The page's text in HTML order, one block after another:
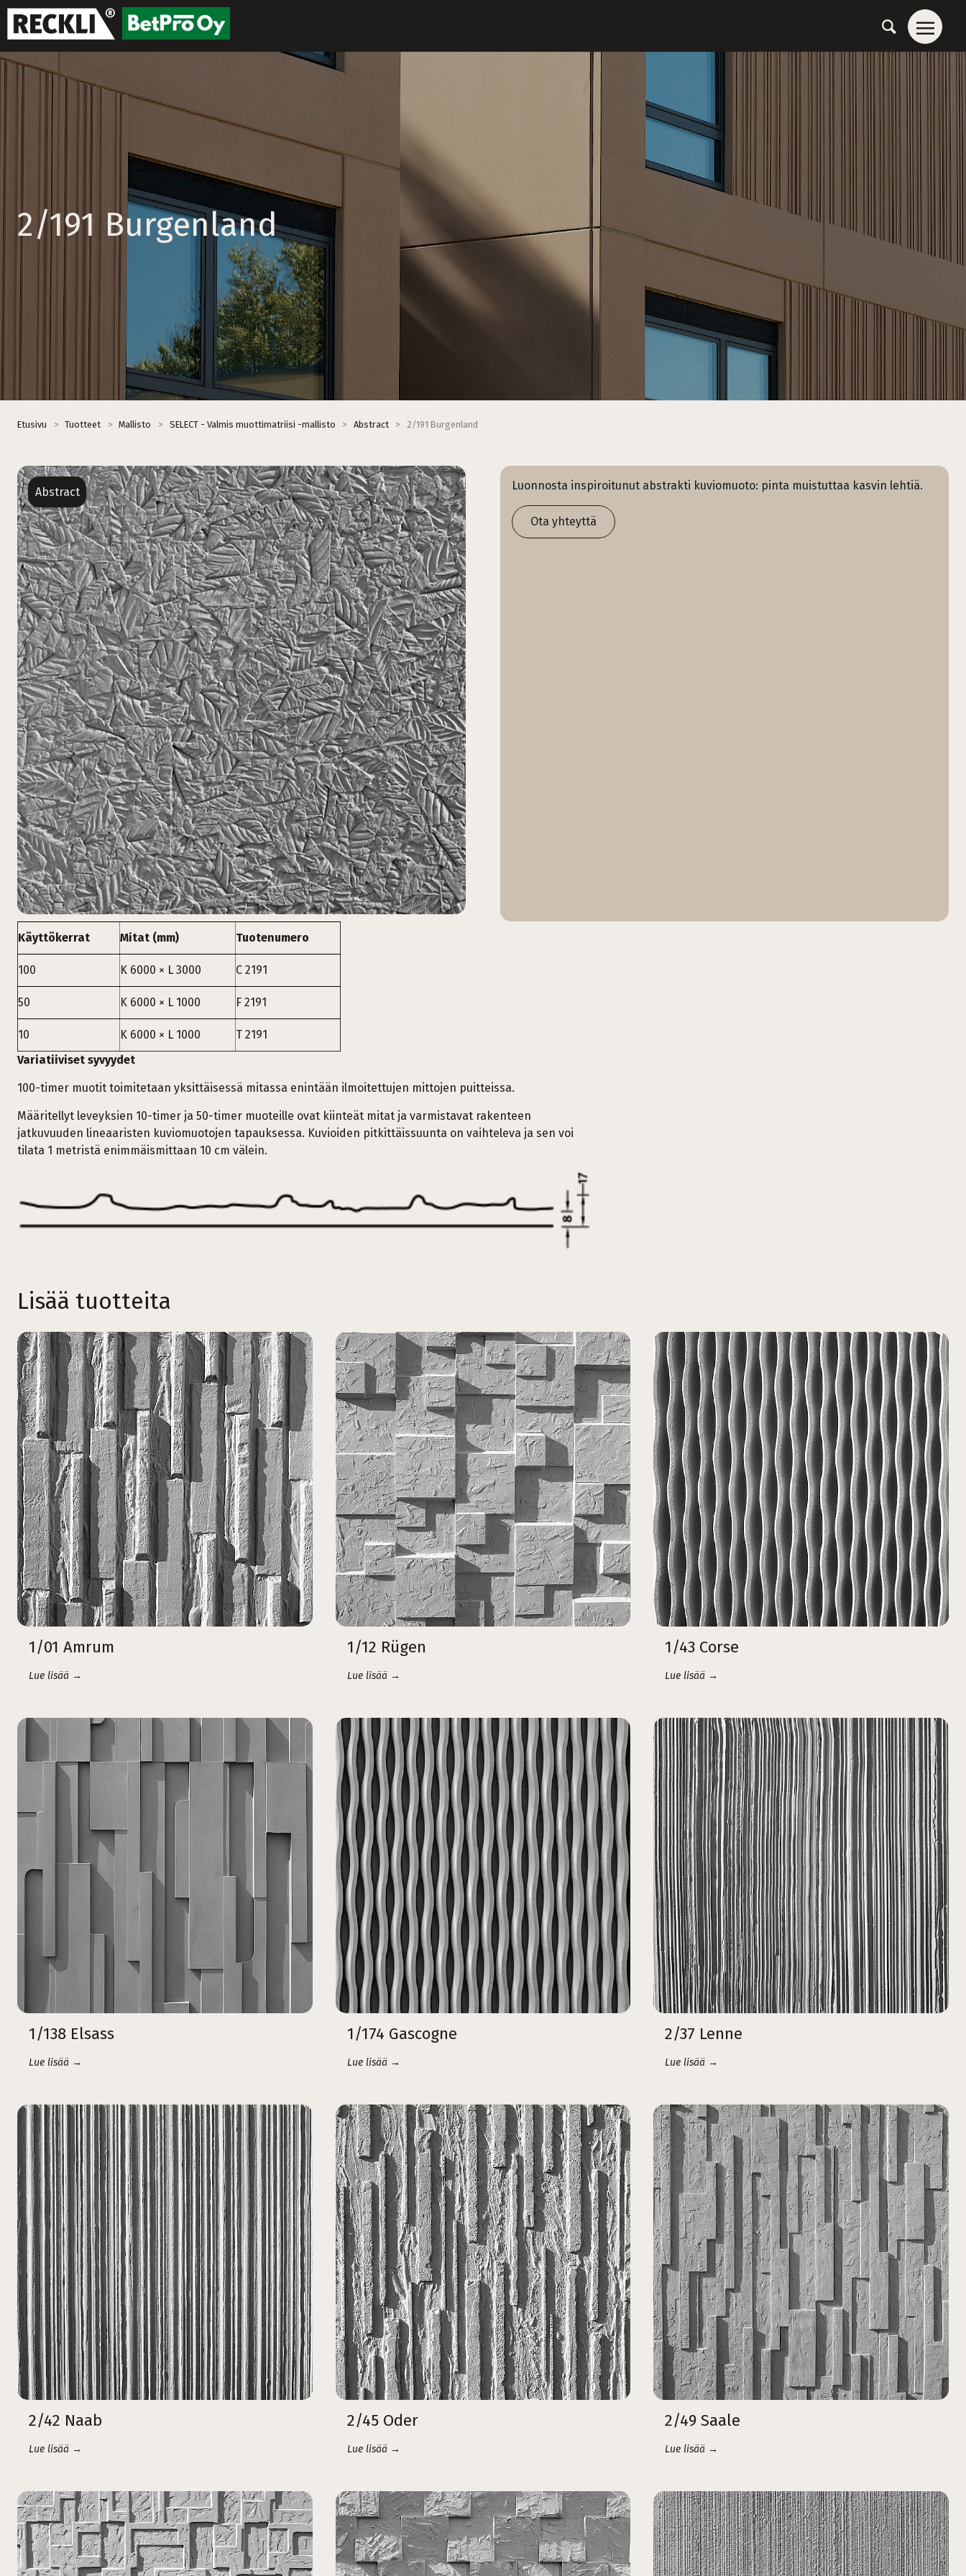
2/191 Burgenland
Etusivu > Tuotteet > Mallisto > SELECT - Valmis muottimatriisi -mallisto > Abstract > 2/191 Burgenland
Abstract Luonnosta inspiroitunut abstrakti kuviomuoto: pinta muistuttaa kasvin lehtiä.
Ota yhteyttä
Käyttökerrat Mitat (mm) Tuotenumero
100 K 6000 × L 3000 C 2191
50 K 6000 × L 1000 F 2191
10 K 6000 × L 1000
T 2191
Variatiiviset syvyydet
100-timer muotit toimitetaan yksittäisessä mitassa enintään ilmoitettujen mittojen puitteissa.
Määritellyt leveyksien 10-timer ja 50-timer muoteille ovat kiinteät mitat ja varmistavat rakenteen
jatkuvuuden lineaaristen kuviomuotojen tapauksessa. Kuvioiden pitkittäissuunta on vaihteleva ja sen voi
tilata 1 metristä enimmäismittaan 10 cm välein.
Lisää tuotteita
1/01 Amrum
Lue lisää →
1/12 Rügen
Lue lisää →
1/43 Corse
Lue lisää →
1/138 Elsass
Lue lisää →
1/174 Gascogne
Lue lisää →
2/37 Lenne
Lue lisää →
2/42 Naab
Lue lisää →
2/45 Oder
Lue lisää →
2/49 Saale
Lue lisää →